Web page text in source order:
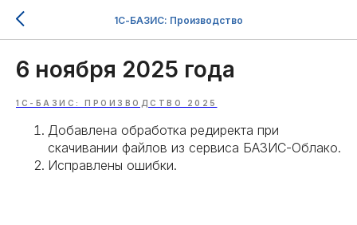
1С-БАЗИС: Производство
6 ноября 2025 года
1С-БАЗИС: ПРОИЗВОДСТВО 2025
Добавлена обработка редиректа при
скачивании файлов из сервиса БАЗИС-Облако.
Исправлены ошибки.